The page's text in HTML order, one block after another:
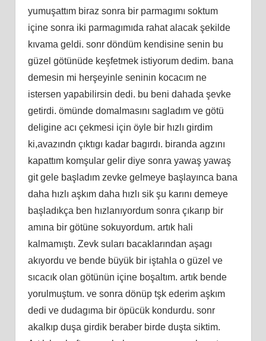
yumuşattım biraz sonra bir parmagımı soktum
içine sonra iki parmagımıda rahat alacak şekilde
kıvama geldi. sonr döndüm kendisine senin bu
güzel götünüde keşfetmek istiyorum dedim. bana
demesin mi herşeyinle seninin kocacım ne
istersen yapabilirsin dedi. bu beni dahada şevke
getirdi. ömünde domalmasını sagladım ve götü
deligine acı çekmesi için öyle bir hızlı girdim
ki,avazındn çıktıgı kadar bagırdı. biranda agzını
kapattım komşular gelir diye sonra yawaş yawaş
git gele başladım zevke gelmeye başlayınca bana
daha hızlı aşkım daha hızlı sik şu karını demeye
başladıkça ben hızlanıyordum sonra çıkarıp bir
amına bir götüne sokuyordum. artık hali
kalmamıştı. Zevk suları bacaklarından aşagı
akıyordu ve bende büyük bir iştahla o güzel ve
sıcacık olan götünün içine boşaltım. artık bende
yorulmuştum. ve sonra dönüp tşk ederim aşkım
dedi ve dudagıma bir öpücük kondurdu. sonr
akalkıp duşa girdik beraber birde duşta siktim.